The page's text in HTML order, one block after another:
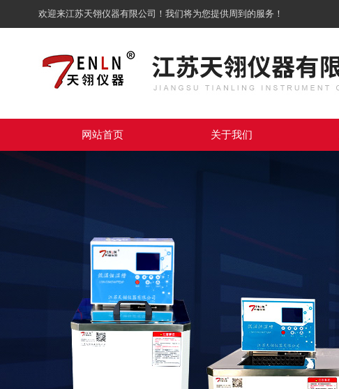
欢迎来江苏天翎仪器有限公司！我们将为您提供周到的服务！
网站首页 关于我们